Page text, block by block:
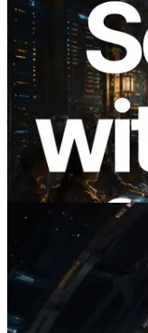
2026.08.05
ERPC का
वैश्विक क्षेत्रों से
Information
यह लेख पढ़ें